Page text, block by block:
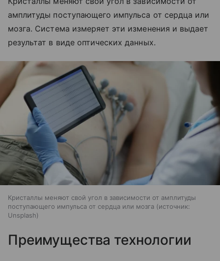
амплитуды поступающего импульса от сердца или
мозга. Система измеряет эти изменения и выдает
результат в виде оптических данных.
Кристаллы меняют свой угол в зависимости от амплитуды
поступающего импульса от сердца или мозга
источник:
Unsplash
Преимущества технологии